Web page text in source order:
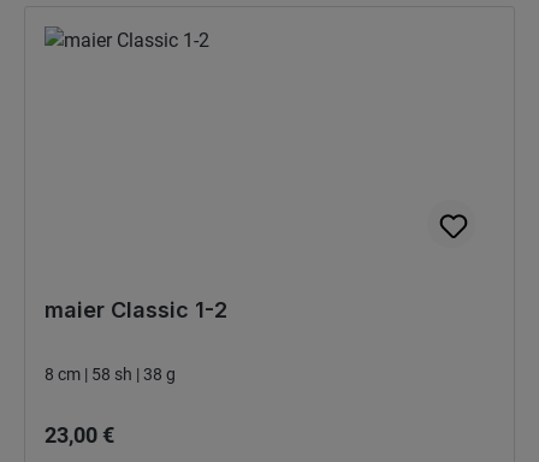
maier Classic 1-2
8 cm | 58 sh | 38 g
23,00 €